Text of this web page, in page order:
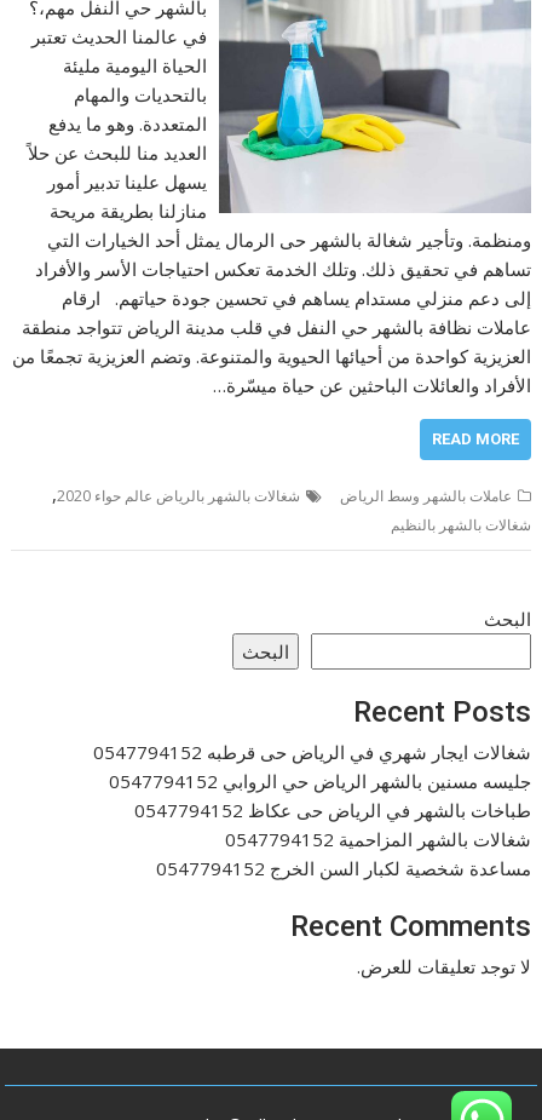
بالشهر حي النفل مهم،؟
في عالمنا الحديث تعتبر
الحياة اليومية مليئة
بالتحديات والمهام
المتعددة. وهو ما يدفع
العديد منا للبحث عن حلاً
يسهل علينا تدبير أمور
منازلنا بطريقة مريحة
ومنظمة. وتأجير شغالة بالشهر حى الرمال يمثل أحد الخيارات التي
تساهم في تحقيق ذلك. وتلك الخدمة تعكس احتياجات الأسر والأفراد
إلى دعم منزلي مستدام يساهم في تحسين جودة حياتهم. ارقام
عاملات نظافة بالشهر حي النفل في قلب مدينة الرياض تتواجد منطقة
العزيزية كواحدة من أحيائها الحيوية والمتنوعة. وتضم العزيزية تجمعًا من
الأفراد والعائلات الباحثين عن حياة ميسّرة…
READ MORE
عاملات بالشهر وسط الرياض شغالات بالشهر بالرياض عالم حواء 2020 ,
شغالات بالشهر بالنظيم
البحث
البحث
Recent Posts
شغالات ايجار شهري في الرياض حى قرطبه 0547794152
جليسه مسنين بالشهر الرياض حي الروابي 0547794152
طباخات بالشهر في الرياض حى عكاظ 0547794152
شغالات بالشهر المزاحمية 0547794152
مساعدة شخصية لكبار السن الخرج 0547794152
Recent Comments
لا توجد تعليقات للعرض.